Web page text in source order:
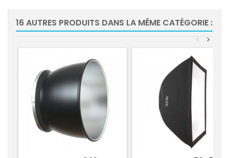
16 AUTRES PRODUITS DANS LA MÊME CATÉGORIE :
>
<